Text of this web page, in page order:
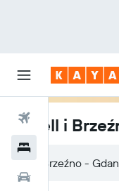
Flyg
Hotell i